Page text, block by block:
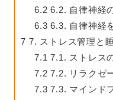
6.2 6.2. 自律神経
6.3 6.3. 自律神経
7 7. ストレス管理と
7.1 7.1. ストレス
7.2 7.2. リラクゼ
7.3 7.3. マインド